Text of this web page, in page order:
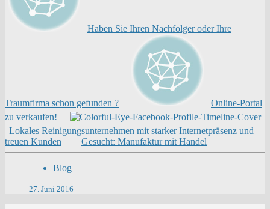
Haben Sie Ihren Nachfolger oder Ihre
Traumfirma schon gefunden ?
Online-Portal
zu verkaufen!
Lokales Reinigungsunternehmen mit starker Internetpräsenz und
treuen Kunden
Gesucht: Manufaktur mit Handel
Blog
27. Juni 2016